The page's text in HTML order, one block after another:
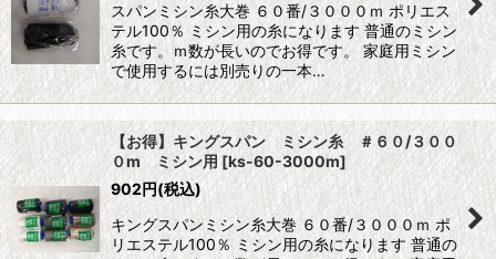
スパンミシン糸大巻 ６０番/３０００ｍ ポリエス
テル100％ ミシン用の糸になります 普通のミシン
糸です。ｍ数が長いのでお得です。 家庭用ミシン
で使用するには別売りの一本…
【お得】キングスパン ミシン糸 ＃６０/３００
０m ミシン用[ks-60-3000m]
902円(税込)
キングスパンミシン糸大巻 ６０番/３０００ｍ ポ
リエステル100％ ミシン用の糸になります 普通の